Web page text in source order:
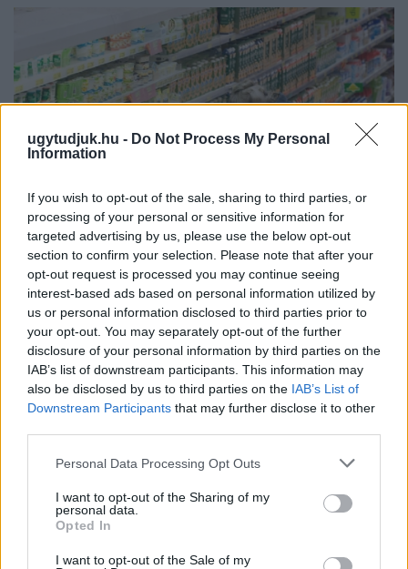
ugytudjuk.hu - Do Not Process My Personal
Information
If you wish to opt-out of the sale, sharing to third parties, or
processing of your personal or sensitive information for
targeted advertising by us, please use the below opt-out
section to confirm your selection. Please note that after your
opt-out request is processed you may continue seeing
interest-based ads based on personal information utilized by
us or personal information disclosed to third parties prior to
your opt-out. You may separately opt-out of the further
disclosure of your personal information by third parties on the
IAB’s list of downstream participants. This information may
also be disclosed by us to third parties on the IAB’s List of
Downstream Participants that may further disclose it to other
Please note that this website/app uses one or more Google
not limited to your visit or usage behaviour. You may click to
grant or deny consent to Google and its third-party tags to
use your data for below specified purposes in below Google
consent section.
Personal Data Processing Opt Outs
I want to opt-out of the Sharing of my
personal data.
Opted In
I want to opt-out of the Sale of my
ÖRÖMHÍR: TÍZ ÉVE NEM VOLT ILYEN ALACSONY AZ
INFLÁCIÓ MAGYARORSZÁGON
Júliusban mindössze 1,2 százalékkal emelkedtek éves
összevetésben a fogyasztói árak, miközben az élelmiszerek ára
már csökkent.
Szólj hozzá!